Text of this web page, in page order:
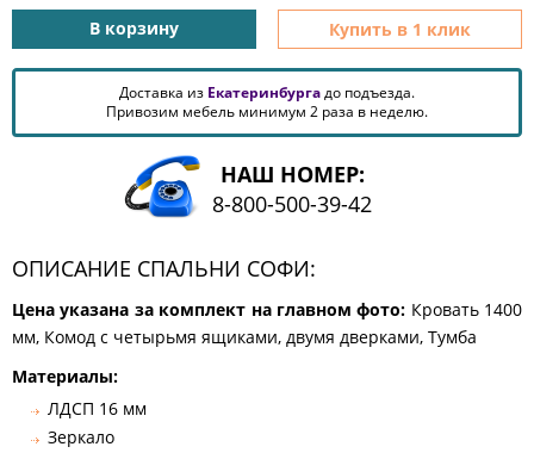
В корзину Купить в 1 клик
Доставка из Екатеринбургадо подъезда.
Привозим мебель минимум 2 раза в неделю.
НАШ НОМЕР:
8-800-500-39-42
ОПИСАНИЕ СПАЛЬНИ СОФИ:
Цена указана за комплект на главном фото: Кровать 1400
мм, Комод с четырьмя ящиками, двумя дверками, Тумба
Материалы:
ЛДСП 16 мм
Зеркало
КОМОДЫ
ЖУРНАЛЬНЫЕ
СТОЛЫ
ТУАЛЕТНЫЕ
СТОЛИКИ
БАНКЕТКИ
ДИВАНЧИКИ
МЕБЕЛЬ
ФАБРИКИ
МЕБЕЛИ